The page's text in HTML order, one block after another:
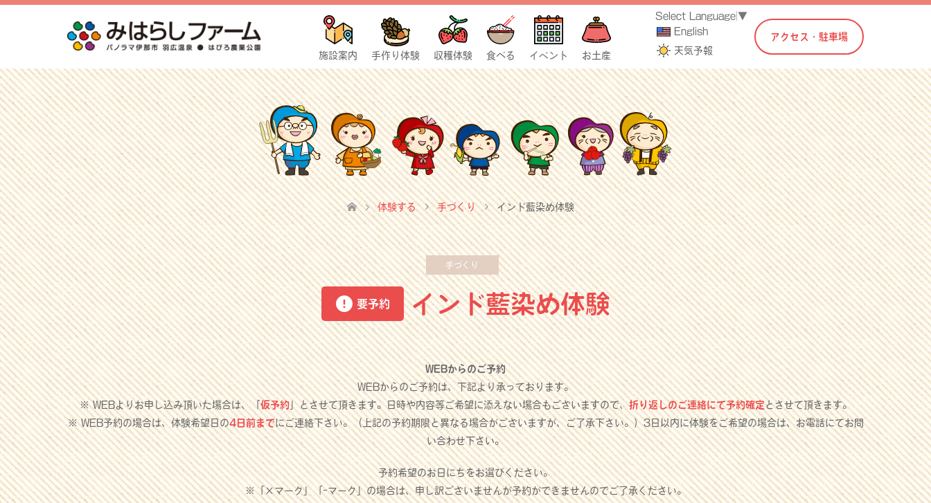
施設案内 手作り体験 収穫体験 食べる イベント お土産
Select Language ▼
English
天気予報
アクセス・駐車場
体験する 手づくり インド藍染め体験
手づくり
要予約 インド藍染め体験
WEBからのご予約
WEBからのご予約は、下記より承っております。
※ WEBよりお申し込み頂いた場合は、「仮予約」とさせて頂きます。日時や内容等ご希望に添えない場合もございますので、折り返しのご連絡にて予約確定とさせて頂きます。
※ WEB予約の場合は、体験希望日の4日前までにご連絡下さい。（上記の予約期限と異なる場合がございますが、ご了承下さい。）3日以内に体験をご希望の場合は、お電話にてお問
い合わせ下さい。
予約希望のお日にちをお選びください。
※「×マーク」「-マーク」の場合は、申し訳ございませんが予約ができませんのでご了承ください。